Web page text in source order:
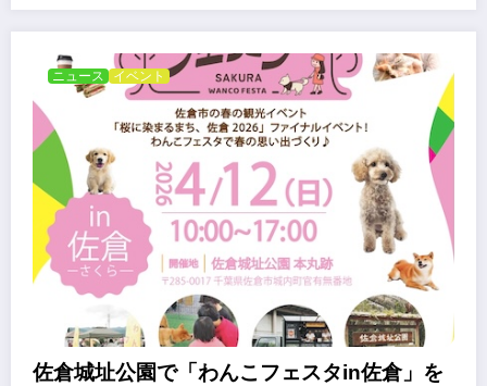
ニュース イベント
佐倉城址公園で「わんこフェスタin佐倉」を